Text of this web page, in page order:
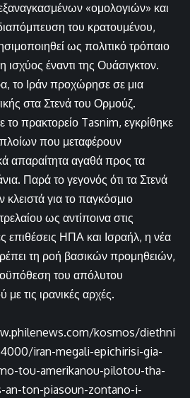
«ομολογιών» και
του κρατουμένου,
ως πολιτικό τρόπαιο
ισχύος έναντι της Ουάσιγκτον.
το Ιράν προχώρησε σε μια
στα Στενά του Ορμούζ.
πρακτορείο Tasnim, εγκρίθηκε
που μεταφέρουν
απαραίτητα αγαθά προς τα
Παρά το γεγονός ότι τα Στενά
για το παγκόσμιο
ως αντίποινα στις
επιθέσεις ΗΠΑ και Ισραήλ, η νέα
τη ροή βασικών προμηθειών,
του απόλυτου
με τις ιρανικές αρχές.
kosmos/diethni
iran-megali-epichirisi-gia-
tou-amerikanou-pilotou-tha-
an-ton-piasoun-zontano-i-